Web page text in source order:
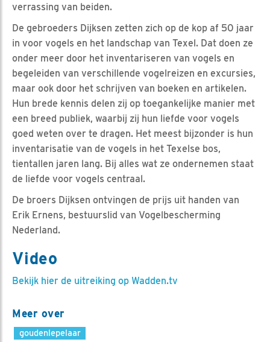
verrassing van beiden.
De gebroeders Dijksen zetten zich op de kop af 50 jaar
in voor vogels en het landschap van Texel. Dat doen ze
onder meer door het inventariseren van vogels en
begeleiden van verschillende vogelreizen en excursies,
maar ook door het schrijven van boeken en artikelen.
Hun brede kennis delen zij op toegankelijke manier met
een breed publiek, waarbij zij hun liefde voor vogels
goed weten over te dragen. Het meest bijzonder is hun
inventarisatie van de vogels in het Texelse bos,
tientallen jaren lang. Bij alles wat ze ondernemen staat
de liefde voor vogels centraal.
De broers Dijksen ontvingen de prijs uit handen van
Erik Ernens, bestuurslid van Vogelbescherming
Nederland.
Video
Bekijk hier de uitreiking op Wadden.tv
Meer over
goudenlepelaar